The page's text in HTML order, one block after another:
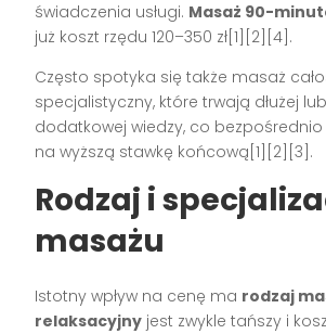
świadczenia usługi. Masaż 90-
już koszt rzędu 120–350 zł[1][2][4].
Często spotyka się także masaż
specjalistyczny, które trwają dłużej
dodatkowej wiedzy, co bezpośrednio
na wyższą stawkę końcową[1][2][3].
Rodzaj i
masażu
Istotny wpływ na cenę ma rodzaj
relaksacyjny jest zwykle tańszy i